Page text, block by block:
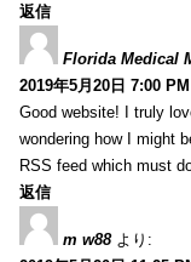
返信
Florida Medical
2019年5月20日 7:00 PM
Good website! I truly
wondering how I might
RSS feed which must
返信
m w88 より: